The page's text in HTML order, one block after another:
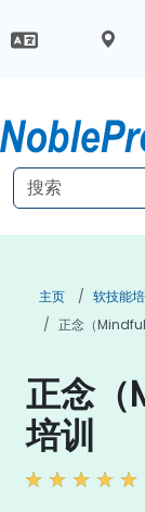
主页 软技能
正念（
正念（
培训